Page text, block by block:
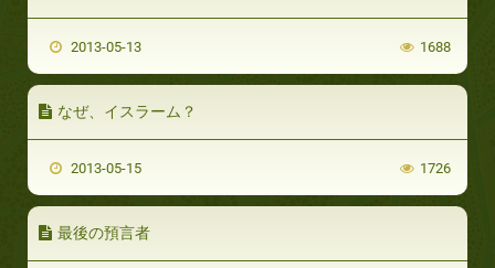
2013-05-13 1688
なぜ、イスラーム？
2013-05-15 1726
最後の預言者